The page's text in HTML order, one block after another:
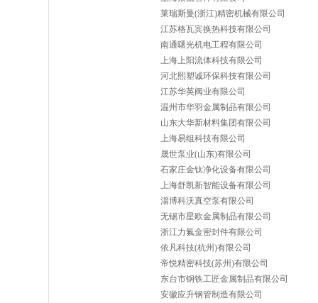
莱瑞斯曼(浙江)精密机械有限公司
江苏格瓦宾换热科技有限公司
南通曙光机电工程有限公司
上海上阳流体科技有限公司
河北熙塑诚环保科技有限公司
江苏华英阀业有限公司
温州市华羽金属制品有限公司
山东大华新材料集团有限公司
上海易组科技有限公司
晟世泵业(山东)有限公司
石家庄金钛净化设备有限公司
上海舒凯新智能设备有限公司
淄博科沃真空泵有限公司
无锡市星欧金属制品有限公司
浙江力氟金密封件有限公司
依凡科技(杭州)有限公司
帝悦精密科技(苏州)有限公司
东台市钢铁工匠金属制品有限公司
安徽应升钢管制造有限公司